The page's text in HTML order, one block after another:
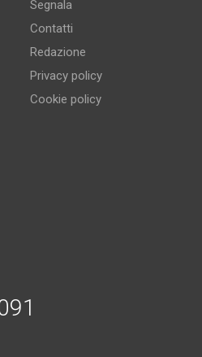
Segnala
Contatti
Redazione
Privacy policy
Cookie policy